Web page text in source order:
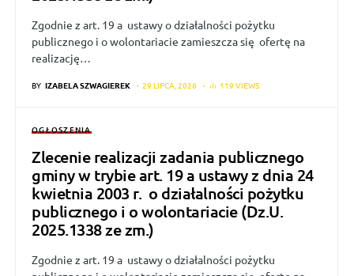
Zgodnie z art. 19 a ustawy o działalności pożytku
publicznego i o wolontariacie zamieszcza się ofertę na
realizację…
BY IZABELA SZWAGIEREK 29 LIPCA, 2026 119 VIEWS
OGŁOSZENIA
Zlecenie realizacji zadania publicznego
gminy w trybie art. 19 a ustawy z dnia 24
kwietnia 2003 r. o działalności pożytku
publicznego i o wolontariacie (Dz.U.
2025.1338 ze zm.)
Zgodnie z art. 19 a ustawy o działalności pożytku